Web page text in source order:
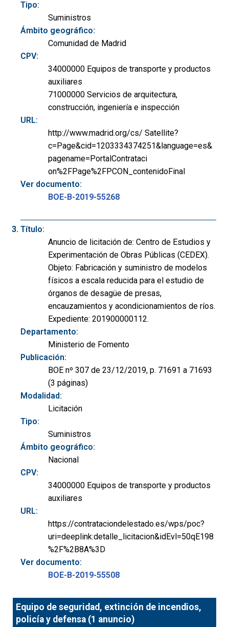
Tipo:
Suministros
Ámbito geográfico:
Comunidad de Madrid
CPV:
34000000 Equipos de transporte y productos
auxiliares
71000000 Servicios de arquitectura,
construcción, ingeniería e inspección
URL:
http://www.madrid.org/cs/ Satellite?
c=Page&cid=1203334374251&language=es&
pagename=PortalContrataci
on%2FPage%2FPCON_contenidoFinal
Ver documento:
BOE-B-2019-55268
Título:
Anuncio de licitación de: Centro de Estudios y
Experimentación de Obras Públicas (CEDEX).
Objeto: Fabricación y suministro de modelos
físicos a escala reducida para el estudio de
órganos de desagüe de presas,
encauzamientos y acondicionamientos de ríos.
Expediente: 201900000112.
Departamento:
Ministerio de Fomento
Publicación:
BOE nº 307 de 23/12/2019, p. 71691 a 71693
(3 páginas)
Modalidad:
Licitación
Tipo:
Suministros
Ámbito geográfico:
Nacional
CPV:
34000000 Equipos de transporte y productos
auxiliares
URL:
https://contrataciondelestado.es/wps/poc?
uri=deeplink:detalle_licitacion&idEvl=50qE198
%2F%2B8A%3D
Ver documento:
BOE-B-2019-55508
Equipo de seguridad, extinción de incendios,
policía y defensa (1 anuncio)